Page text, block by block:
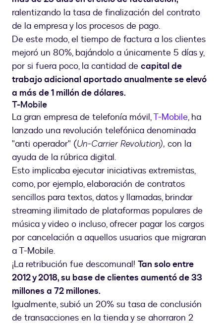
ralentizando la tasa de finalización del contrato
de la empresa y los procesos de pago.
De este modo, el tiempo de factura a los clientes
mejoró un 80%, bajándolo a únicamente 5 días y,
por si fuera poco, la cantidad de capital de
trabajo adicional aportado anualmente se elevó
a más de 1 millón de dólares.
T-Mobile
La gran empresa de telefonía móvil,T-Mobile, ha
lanzado una revolución telefónica denominada
"anti operador" (Un-Carrier Revolution), con la
ayuda de la rúbrica digital.
Esto implicaba ejecutar iniciativas extremistas,
como, por ejemplo, elaboración de contratos
sencillos para textos, datos y llamadas, brindar
streaming ilimitado de plataformas populares de
música y video o incluso, ofrecer pagar los cargos
por cancelación a aquellos usuarios que migraran
a T-Mobile.
¡La retribución fue descomunal! Tan solo entre
2012 y 2018, su base de clientes aumentó de 33
millones a 72 millones.
Igualmente, subió un 20% su tasa de conclusión
de transacciones en la tienda y se ahorraron 2